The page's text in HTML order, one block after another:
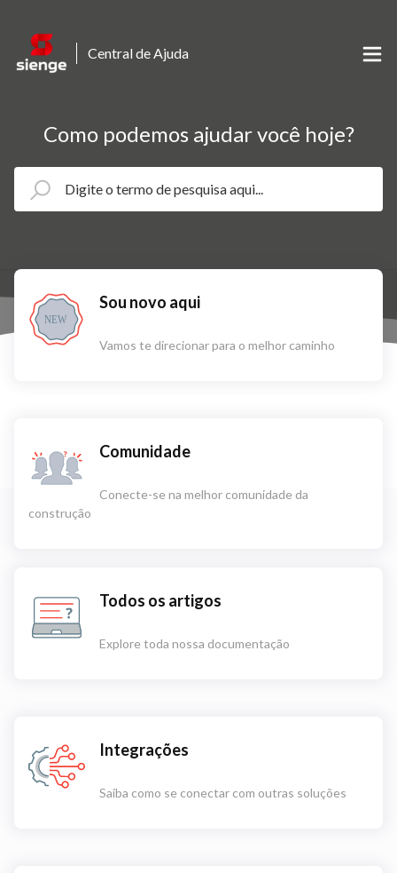
Central de Ajuda
Como podemos ajudar você hoje?
NEW
Sou novo aqui
Vamos te direcionar para o melhor caminho
Comunidade
Conecte-se na melhor comunidade da
construção
Todos os artigos
Explore toda nossa documentação
Integrações
Saiba como se conectar com outras soluções